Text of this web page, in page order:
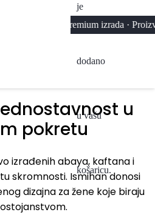
izrada · Proizvedeno u
je
dodano
u vašu
košaricu.
u
pokretu
izrađenih abaya, kaftana i
skromnosti. Ismihan donosi
dizajna za žene koje biraju